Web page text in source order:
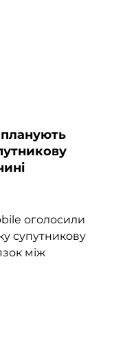
планують
оголосили
супутникову
між